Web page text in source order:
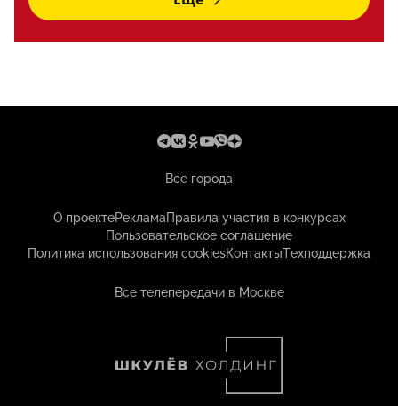
Все города
О проектеРекламаПравила участия в конкурсах
Пользовательское соглашение
Политика использования cookiesКонтактыТехподдержка
Все телепередачи в Москве